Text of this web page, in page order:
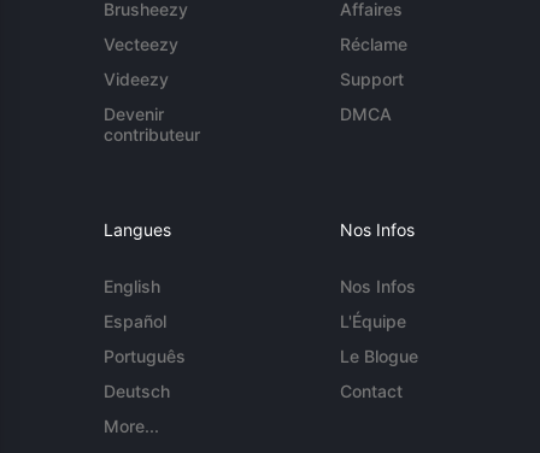
Brusheezy
Vecteezy
Videezy
Devenir
contributeur
Affaires
Réclame
Support
DMCA
Langues
English
Español
Português
Deutsch
More...
Nos Infos
Nos Infos
L'Équipe
Le Blogue
Contact